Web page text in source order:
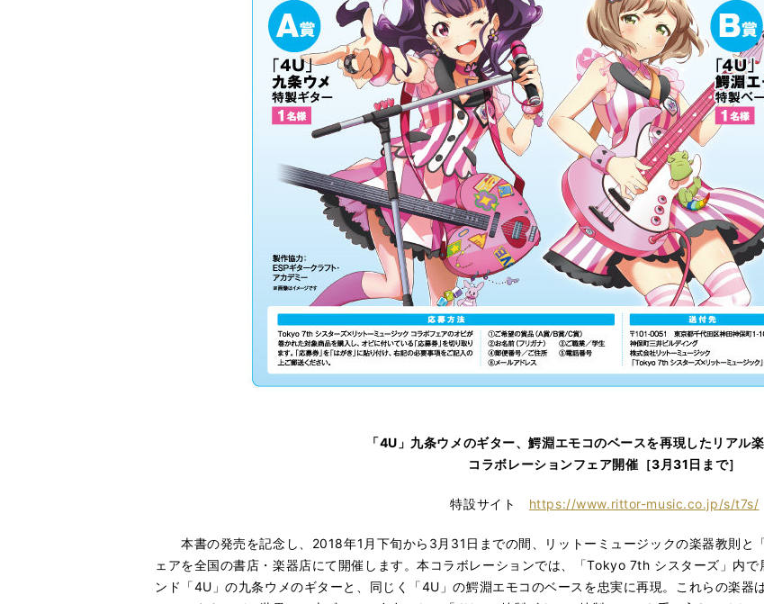
「4U」九条ウメのギター、鰐淵エモコのベースを再現したリアル
コラボレーションフェア開催［3月31日まで］
特設サイト https://www.rittor-music.co.jp/s/t7s/
本書の発売を記念し、2018年1月下旬から3月31日までの間、リットーミュージックの楽器教則と
ェアを全国の書店・楽器店にて開催します。本コラボレーションでは、「Tokyo 7th シスターズ」内
ンド「4U」の九条ウメのギターと、同じく「4U」の鰐淵エモコのベースを忠実に再現。これらの楽器